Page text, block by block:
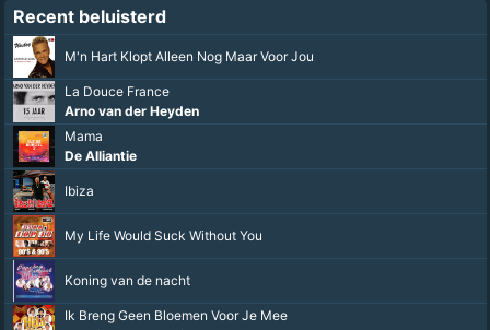
Recent beluisterd
M'n Hart Klopt Alleen Nog Maar Voor Jou
La Douce France
Arno van der Heyden
Mama
De Alliantie
Ibiza
My Life Would Suck Without You
Koning van de nacht
Ik Breng Geen Bloemen Voor Je Mee